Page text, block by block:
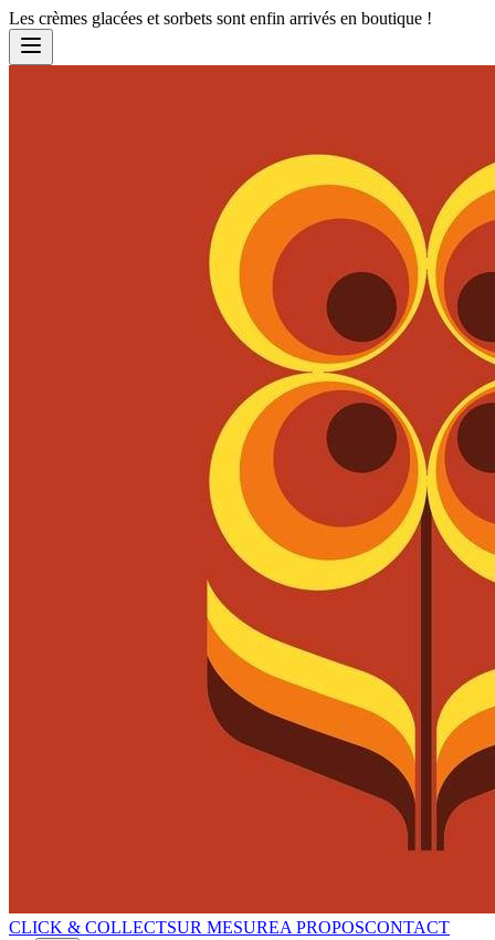
Les crèmes glacées et sorbets sont enfin arrivés en boutique !
CLICK & COLLECTSUR MESUREA PROPOSCONTACT